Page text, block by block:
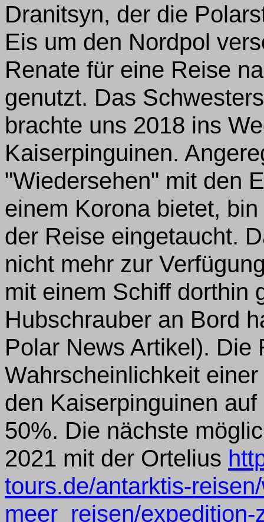
Dranitsyn, der die
Eis um den Nordpol
Renate für eine Reise
genutzt. Das
brachte uns 2018 ins
Kaiserpinguinen.
"Wiedersehen" mit den
einem Korona bietet,
der Reise eingetaucht.
nicht mehr zur
mit einem Schiff dorthin
Hubschrauber an Bord
Polar News Artikel). Die
Wahrscheinlichkeit
den Kaiserpinguinen
50%. Die nächste
2021 mit der Ortelius
tours.de/antarktis-
meer_reisen/